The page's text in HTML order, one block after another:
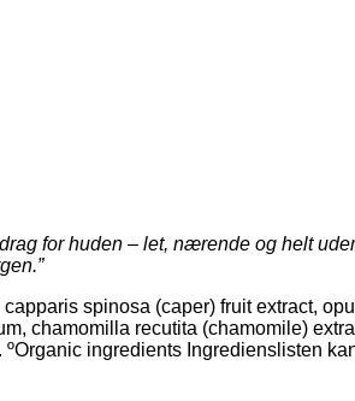
for huden – let, nærende og helt
spinosa (caper) fruit extract,
chamomilla recutita (chamomile)
ingredients Ingredienslisten